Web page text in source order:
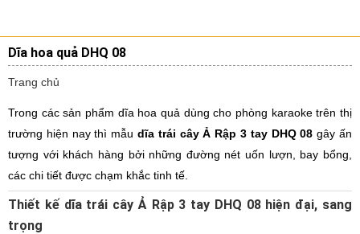
Dĩa hoa quả DHQ 08
Trang chủ
Trong các sản phẩm dĩa hoa quả dùng cho phòng karaoke trên thị
trường hiện nay thì mẫu dĩa trái cây Ả Rập 3 tay DHQ 08 gây ấn
tượng với khách hàng bởi những đường nét uốn lượn, bay bổng,
các chi tiết được chạm khắc tinh tế.
Thiết kế dĩa trái cây Ả Rập 3 tay DHQ 08 hiện đại, sang
trọng